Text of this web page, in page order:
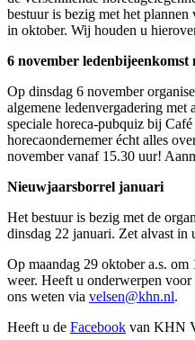
bestuur is bezig met het
in oktober. Wij houden u
6 november
Op dinsdag 6 november
algemene ledenvergadering met
speciale horeca-pubquiz bij
horecaondernemer écht alles
november vanaf 15.30 uur!
Nieuwjaarsborrel januari
Het bestuur is bezig met de
dinsdag 22 januari. Zet alvast in
Op maandag 29 oktober a.s.
weer. Heeft u onderwerpen
ons weten via velsen@khn.nl.
Heeft u de Facebook van KHN